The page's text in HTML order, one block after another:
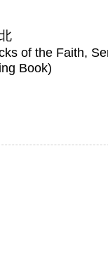
of the Faith,
Book)